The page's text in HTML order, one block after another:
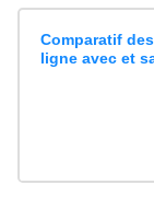
Comparatif
ligne avec et